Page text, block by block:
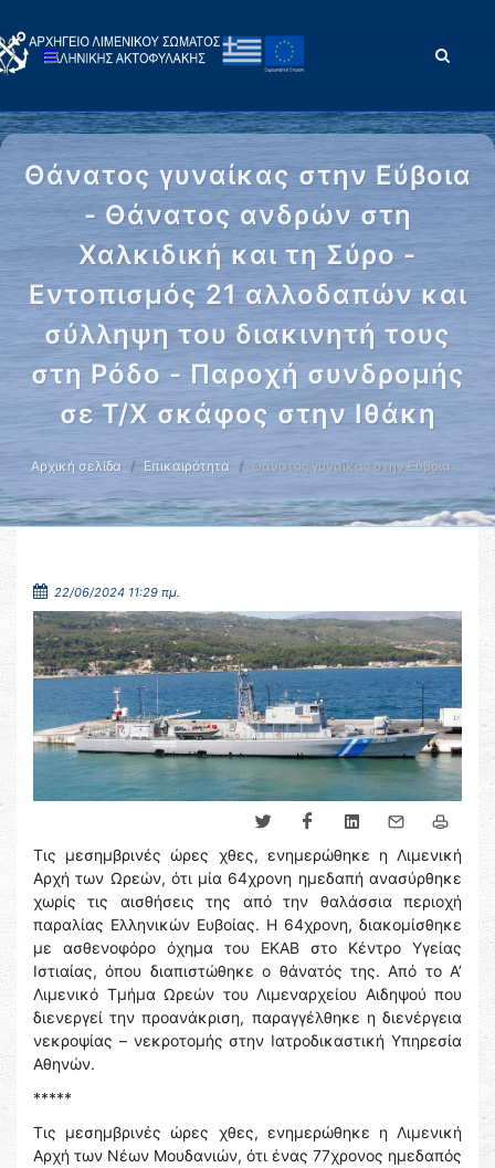
Θάνατος γυναίκας στην Εύβοια
- Θάνατος ανδρών στη
Χαλκιδική και τη Σύρο -
Εντοπισμός 21 αλλοδαπών και
σύλληψη του διακινητή τους
στη Ρόδο - Παροχή συνδρομής
σε Τ/Χ σκάφος στην Ιθάκη
Αρχική σελίδα Επικαιρότητα Θάνατος γυναίκας στην Εύβοια …
22/06/2024 11:29 πμ.
Τις μεσημβρινές ώρες χθες, ενημερώθηκε η Λιμενική
Αρχή των Ωρεών, ότι μία 64χρονη ημεδαπή ανασύρθηκε
χωρίς τις αισθήσεις της από την θαλάσσια περιοχή
παραλίας Ελληνικών Ευβοίας. Η 64χρονη, διακομίσθηκε
με ασθενοφόρο όχημα του ΕΚΑΒ στο Κέντρο Υγείας
Ιστιαίας, όπου διαπιστώθηκε ο θάνατός της. Από το Α’
Λιμενικό Τμήμα Ωρεών του Λιμεναρχείου Αιδηψού που
διενεργεί την προανάκριση, παραγγέλθηκε η διενέργεια
νεκροψίας – νεκροτομής στην Ιατροδικαστική Υπηρεσία
Αθηνών.
*****
Τις μεσημβρινές ώρες χθες, ενημερώθηκε η Λιμενική
Αρχή των Νέων Μουδανιών, ότι ένας 77χρονος ημεδαπός